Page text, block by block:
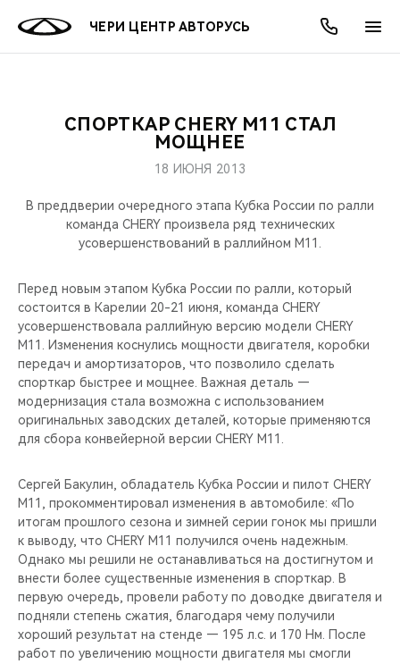
ЧЕРИ ЦЕНТР АВТОРУСЬ
МОДЕЛИ
КРОССОВЕРЫ
СЕДАНЫ
НОВИНКИ
ПОКУПАТЕЛЯМ
КРЕДИТ И СТРАХОВАНИЕ
ВЛАДЕЛЬЦАМ
ЗАПЧАСТИ И АКСЕССУАРЫ
CHERY CONNECT
МИР CHERY
О БРЕНДЕ
ЛЮДИ CHERY
CHERY REMOTE
CHERY И СПОРТ
НАШИ МЕРОПРИЯТИЯ
ВИДЕООБЗОРЫ
CHERY ДЛЯ ДЕТЕЙ
АКЦИИ
ОНЛАЙН СЕРВИСЫ
О КОМПАНИИ
МЫ В СОЦСЕТЯХ
СПОРТКАР CHERY M11 СТАЛ
МОЩНЕЕ
18 ИЮНЯ 2013
В преддверии очередного этапа Кубка России по ралли
команда CHERY произвела ряд технических
усовершенствований в раллийном M11.
Перед новым этапом Кубка России по ралли, который
состоится в Карелии 20-21 июня, команда CHERY
усовершенствовала раллийную версию модели CHERY
M11. Изменения коснулись мощности двигателя, коробки
передач и амортизаторов, что позволило сделать
спорткар быстрее и мощнее. Важная деталь —
модернизация стала возможна с использованием
оригинальных заводских деталей, которые применяются
для сбора конвейерной версии CHERY M11.
Сергей Бакулин, обладатель Кубка России и пилот CHERY
M11, прокомментировал изменения в автомобиле: «По
итогам прошлого сезона и зимней серии гонок мы пришли
к выводу, что CHERY M11 получился очень надежным.
Однако мы решили не останавливаться на достигнутом и
внести более существенные изменения в спорткар. В
первую очередь, провели работу по доводке двигателя и
подняли степень сжатия, благодаря чему получили
хороший результат на стенде — 195 л.с. и 170 Нм. После
работ по увеличению мощности двигателя мы смогли